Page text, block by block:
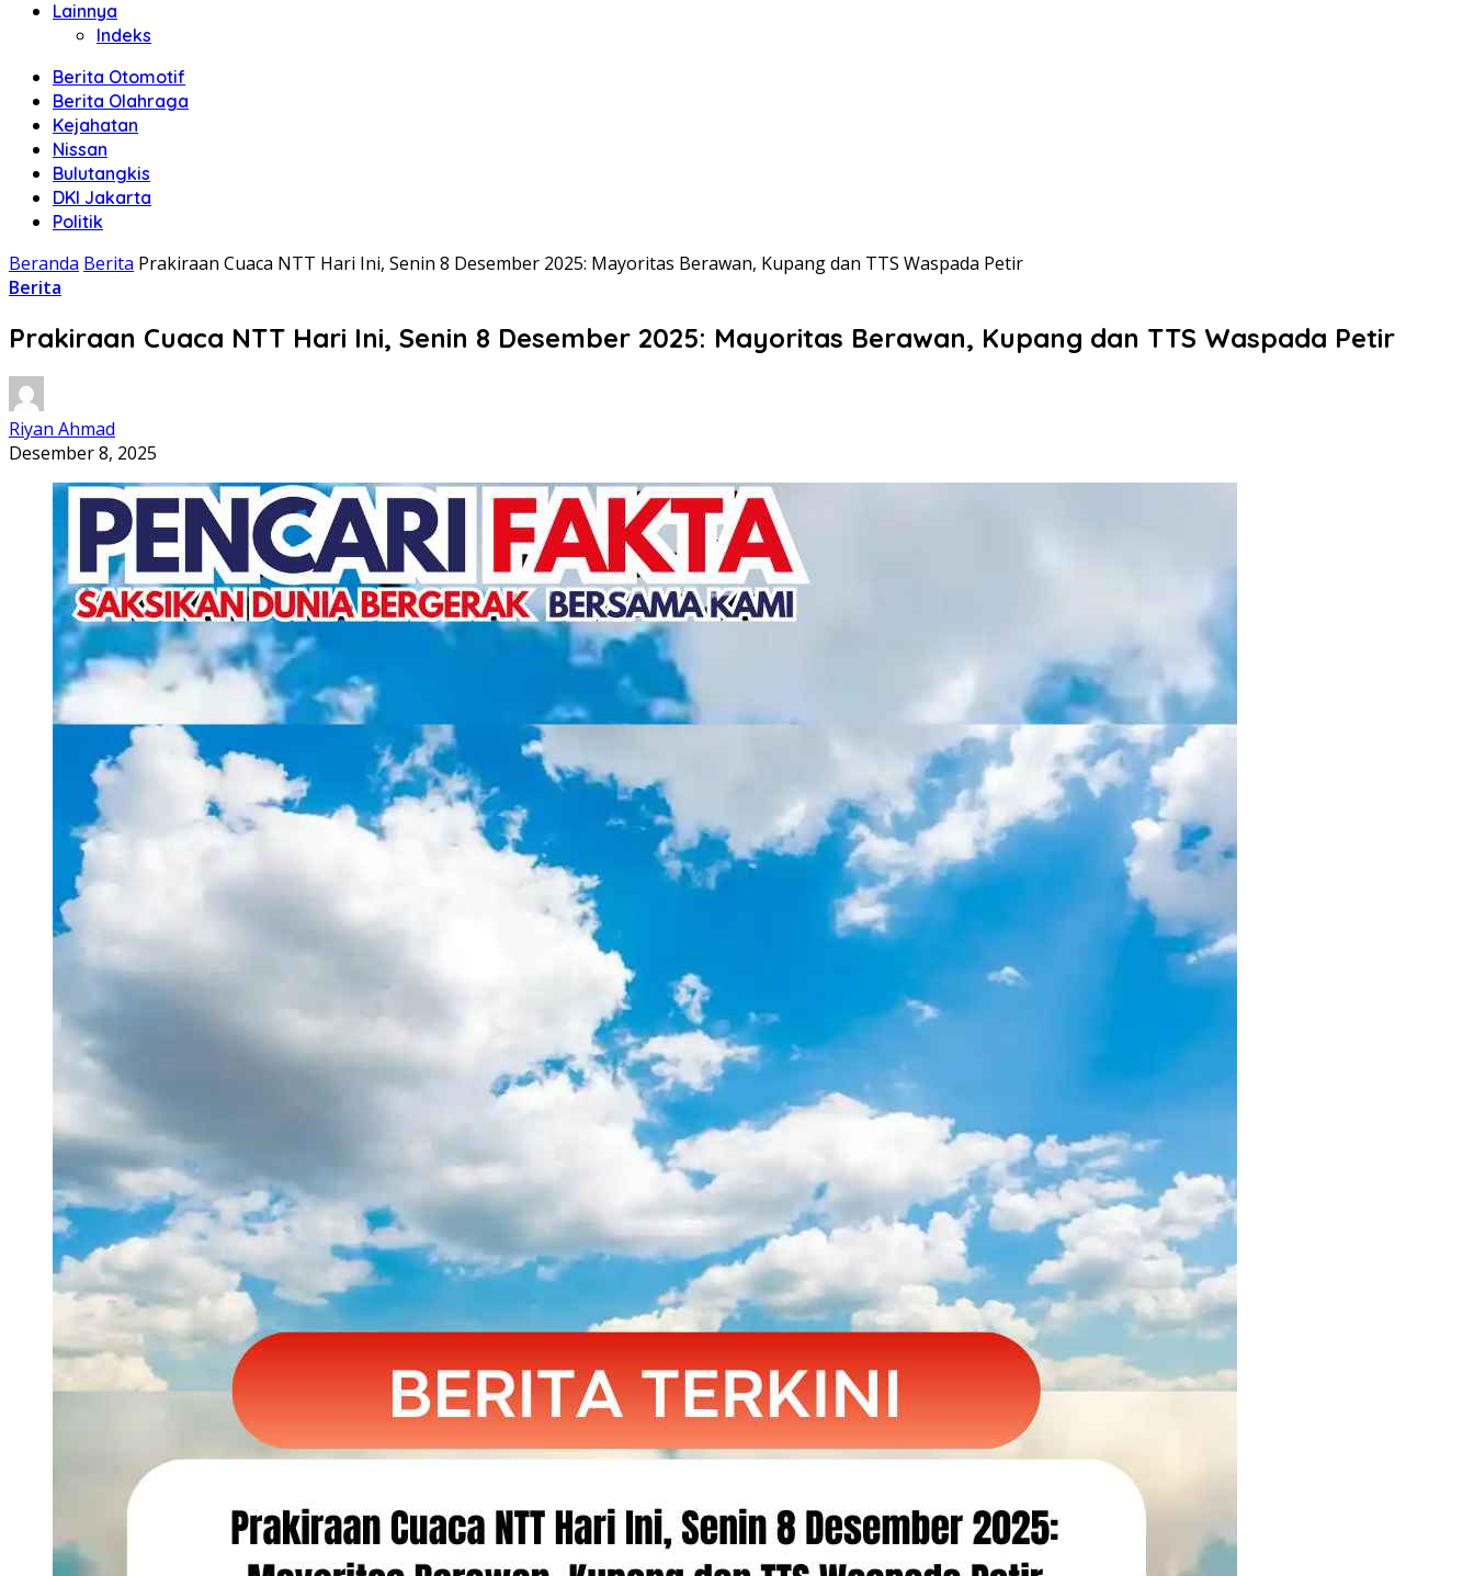
Lainnya
Indeks
Berita Otomotif
Berita Olahraga
Kejahatan
Nissan
Bulutangkis
DKI Jakarta
Politik
Beranda Berita Prakiraan Cuaca NTT Hari Ini, Senin 8 Desember 2025: Mayoritas Berawan, Kupang dan TTS Waspada Petir
Berita
Prakiraan Cuaca NTT Hari Ini, Senin 8 Desember 2025: Mayoritas Berawan, Kupang dan TTS Waspada Petir
Riyan Ahmad
Desember 8, 2025